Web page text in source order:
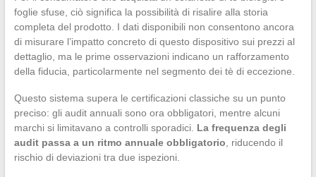
foglie sfuse, ciò significa la possibilità di risalire alla storia
completa del prodotto. I dati disponibili non consentono ancora
di misurare l’impatto concreto di questo dispositivo sui prezzi al
dettaglio, ma le prime osservazioni indicano un rafforzamento
della fiducia, particolarmente nel segmento dei tè di eccezione.
Questo sistema supera le certificazioni classiche su un punto
preciso: gli audit annuali sono ora obbligatori, mentre alcuni
marchi si limitavano a controlli sporadici. La frequenza degli
audit passa a un ritmo annuale obbligatorio , riducendo il
rischio di deviazioni tra due ispezioni.